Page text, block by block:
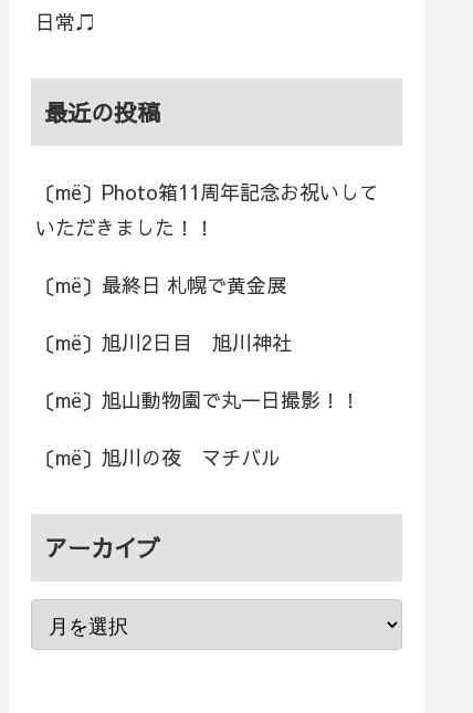
日常♫
最近の投稿
〔më〕Photo箱11周年記念お祝いして
いただきました！！
〔më〕最終日 札幌で黄金展
〔më〕旭川2日目 旭川神社
〔më〕旭山動物園で丸一日撮影！！
〔më〕旭川の夜 マチバル
アーカイブ